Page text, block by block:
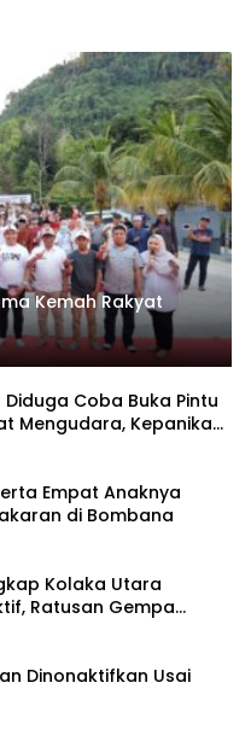
Kemah Rakyat
Coba Buka Pintu
Mengudara, Kepanikan
Empat Anaknya
di Bombana
Kolaka Utara
Ratusan Gempa
Dinonaktifkan Usai